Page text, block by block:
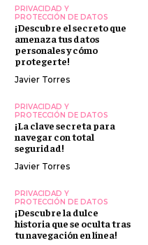
PRIVACIDAD Y
PROTECCIÓN DE DATOS
¡Descubre el secreto que
amenaza tus datos
personales y cómo
protegerte!
Javier Torres
PRIVACIDAD Y
PROTECCIÓN DE DATOS
¡La clave secreta para
navegar con total
seguridad!
Javier Torres
PRIVACIDAD Y
PROTECCIÓN DE DATOS
¡Descubre la dulce
historia que se oculta tras
tu navegación en línea!